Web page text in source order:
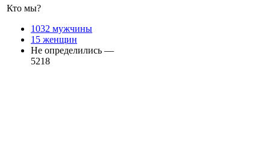
Кто мы?
1032 мужчины
15 женщин
Не определились —
5218